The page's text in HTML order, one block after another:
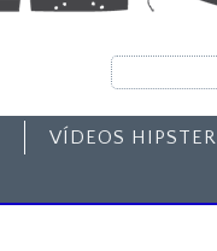
VÍDEOS HIPSTER